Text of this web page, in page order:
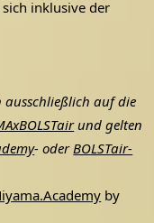
sich inklusive der
ausschließlich auf die
und gelten
- oderBOLSTair-
by